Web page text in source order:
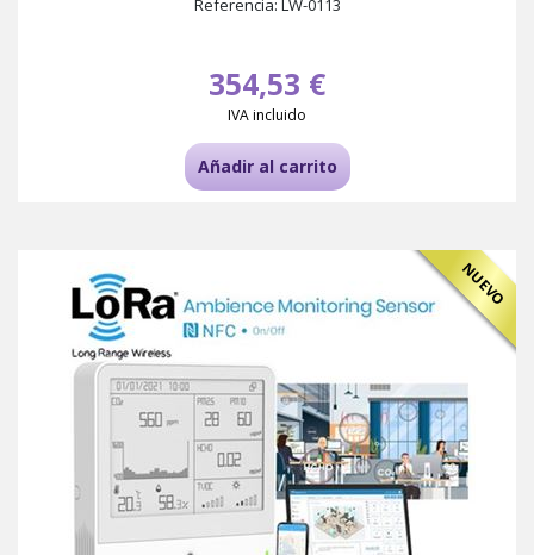
Referencia: LW-0113
354,53 €
IVA incluido
Añadir al carrito
NUEVO